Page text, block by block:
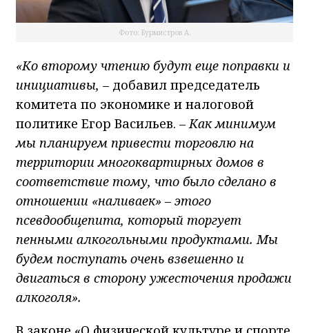
Фото: Бурмистров А.
«Ко второму чтению будут еще поправки и
инициативы, – добавил председатель
комитета по экономике и налоговой
политике Егор Васильев. – Как минимум
мы планируем привести торговлю на
территории многоквартирных домов в
соответствие тому, что было сделано в
отношении «наливаек» – этого
псевдообщепита, который торгует
пенными алкогольными продуктами. Мы
будем поступать очень взвешенно и
двигаться в сторону ужесточения продажи
алкоголя».